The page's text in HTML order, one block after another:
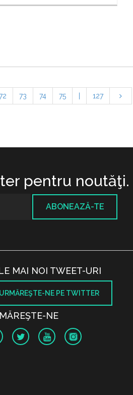
73 74 75 127
pentru noutăţi.
ABONEAZĂ-TE
MAI NOI TWEET-URI
URMĂREŞTE-NE PE TWITTER
NE